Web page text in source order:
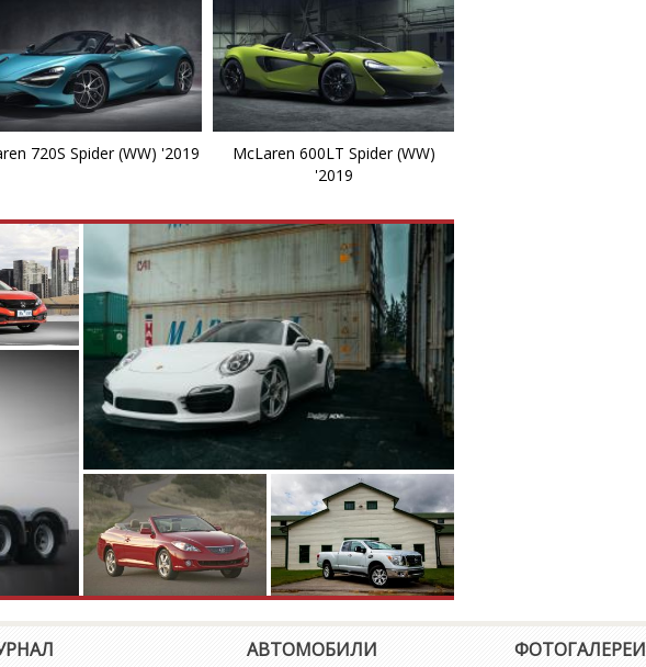
720S Spider (WW) '2019
McLaren 600LT Spider (WW)
'2019
АВТОМОБИЛИ ФОТОГАЛЕРЕИ